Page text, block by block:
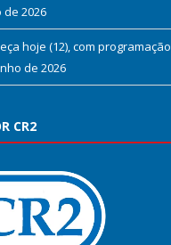
de 2026
hoje (12), com programação
de 2026
CR2